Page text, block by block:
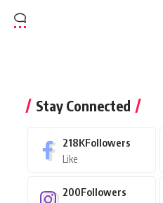
Stay Connected
218KFollowers
Like
200Followers